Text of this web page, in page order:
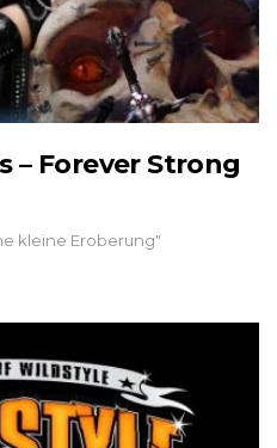
– Forever Strong
kleine Eroberung"